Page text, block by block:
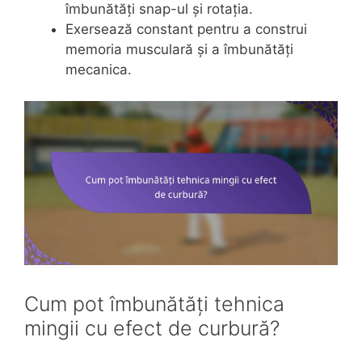
îmbunătăți snap-ul și rotația.
Exersează constant pentru a construi
memoria musculară și a îmbunătăți
mecanica.
Cum pot îmbunătăți tehnica
mingii cu efect de curbură?